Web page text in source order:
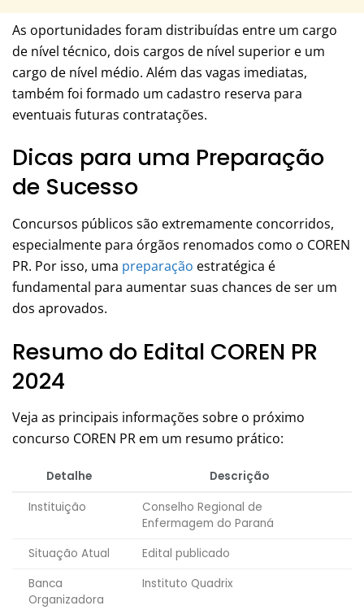
As oportunidades foram distribuídas entre um cargo
de nível técnico, dois cargos de nível superior e um
cargo de nível médio. Além das vagas imediatas,
também foi formado um cadastro reserva para
eventuais futuras contratações.
Dicas para uma Preparação
de Sucesso
Concursos públicos são extremamente concorridos,
especialmente para órgãos renomados como o COREN
PR. Por isso, uma preparação estratégica é
fundamental para aumentar suas chances de ser um
dos aprovados.
Resumo do Edital COREN PR
2024
Veja as principais informações sobre o próximo
concurso COREN PR em um resumo prático:
Detalhe
Descrição
Instituição
Conselho Regional de
Enfermagem do Paraná
Situação Atual
Edital publicado
Banca
Organizadora
Instituto Quadrix